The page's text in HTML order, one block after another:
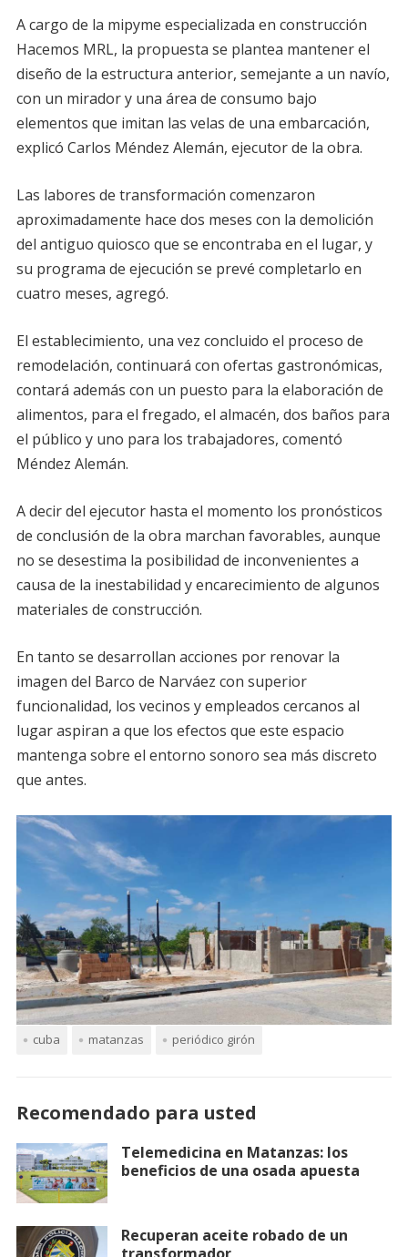
A cargo de la mipyme especializada en construcción
Hacemos MRL, la propuesta se plantea mantener el
diseño de la estructura anterior, semejante a un navío,
con un mirador y una área de consumo bajo
elementos que imitan las velas de una embarcación,
explicó Carlos Méndez Alemán, ejecutor de la obra.
Las labores de transformación comenzaron
aproximadamente hace dos meses con la demolición
del antiguo quiosco que se encontraba en el lugar, y
su programa de ejecución se prevé completarlo en
cuatro meses, agregó.
El establecimiento, una vez concluido el proceso de
remodelación, continuará con ofertas gastronómicas,
contará además con un puesto para la elaboración de
alimentos, para el fregado, el almacén, dos baños para
el público y uno para los trabajadores, comentó
Méndez Alemán.
A decir del ejecutor hasta el momento los pronósticos
de conclusión de la obra marchan favorables, aunque
no se desestima la posibilidad de inconvenientes a
causa de la inestabilidad y encarecimiento de algunos
materiales de construcción.
En tanto se desarrollan acciones por renovar la
imagen del Barco de Narváez con superior
funcionalidad, los vecinos y empleados cercanos al
lugar aspiran a que los efectos que este espacio
mantenga sobre el entorno sonoro sea más discreto
que antes.
cuba matanzas periódico girón
Recomendado para usted
Telemedicina en Matanzas: los
beneficios de una osada apuesta
Recuperan aceite robado de un